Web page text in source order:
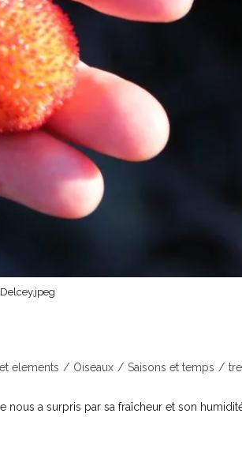
elements / Oiseaux / Saisons et temps /
nous a surpris par sa fraîcheur et son